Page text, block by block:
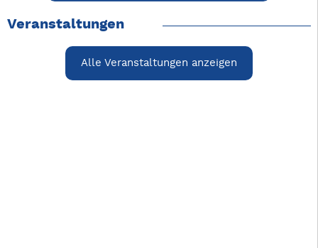
Veranstaltungen
Alle Veranstaltungen anzeigen